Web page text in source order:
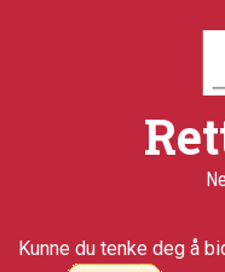
Kunne du tenke deg å
Last
updated